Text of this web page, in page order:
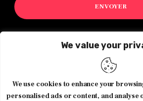
We value your
We use cookies to enhance your
personalised ads or content, and
ENVOYER
Magazine Exquis© 2026 Tous droits
byAgence de communication JOUR J